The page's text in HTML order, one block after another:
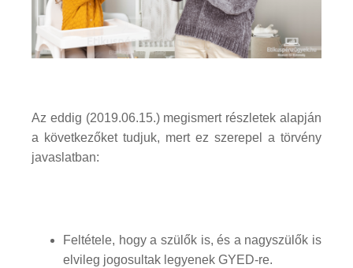
Az eddig (2019.06.15.) megismert részletek alapján
a következőket tudjuk, mert ez szerepel a törvény
javaslatban:
Feltétele, hogy a szülők is, és a nagyszülők is
elvileg jogosultak legyenek GYED-re.